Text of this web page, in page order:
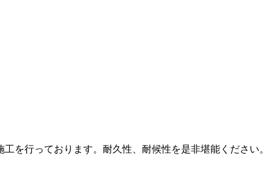
を行っております。耐久性、耐候性を是非堪能ください。